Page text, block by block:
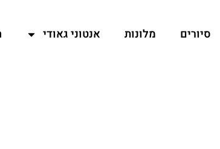
סיורים מלונות אנטוני גאודי